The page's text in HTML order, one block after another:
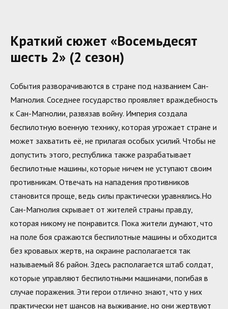
Краткий сюжет «Восемьдесят
шесть 2» (2 сезон)
События разворачиваются в стране под названием Сан-
Магнолия. Соседнее государство проявляет враждебность
к Сан-Магнолии, развязав войну. Империя создала
беспилотную военную технику, которая угрожает стране и
может захватить её, не прилагая особых усилий. Чтобы не
допустить этого, республика также разрабатывает
беспилотные машины, которые ничем не уступают своим
противникам. Отвечать на нападения противников
становится проще, ведь силы практически уравнялись.Но
Сан-Магнолия скрывает от жителей страны правду,
которая никому не понравится. Пока жители думают, что
на поле боя сражаются беспилотные машины и обходится
без кровавых жертв, на окраине располагается так
называемый 86 район. Здесь располагается штаб солдат,
которые управляют беспилотными машинами, погибая в
случае поражения. Эти герои отлично знают, что у них
практически нет шансов на выживание, но они жертвуют